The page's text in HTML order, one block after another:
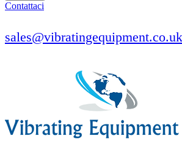
Contattaci
sales@vibratingequipment.co.uk